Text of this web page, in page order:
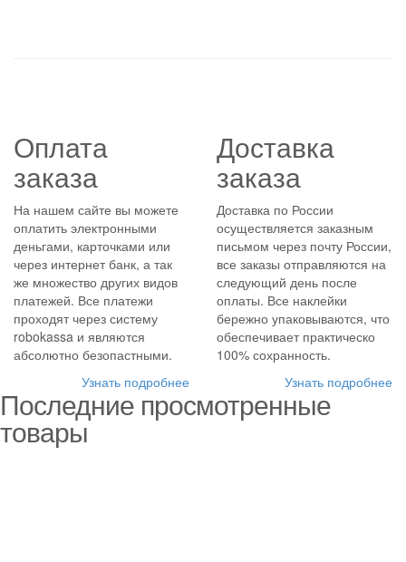
Оплата
заказа
На нашем сайте вы можете
оплатить электронными
деньгами, карточками или
через интернет банк, а так
же множество других видов
платежей. Все платежи
проходят через систему
robokassa и являются
абсолютно безопастными.
Узнать подробнее
Доставка
заказа
Доставка по России
осуществляется заказным
письмом через почту России,
все заказы отправляются на
следующий день после
оплаты. Все наклейки
бережно упаковываются, что
обеспечивает практическо
100% сохранность.
Узнать подробнее
Последние просмотренные
товары